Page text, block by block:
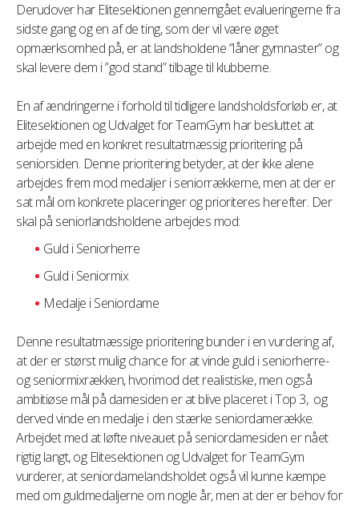
Derudover har Elitesektionen gennemgået evalueringerne fra
sidste gang og en af de ting, som der vil være øget
opmærksomhed på, er at landsholdene ”låner gymnaster” og
skal levere dem i ”god stand” tilbage til klubberne.
En af ændringerne i forhold til tidligere landsholdsforløb er, at
Elitesektionen og Udvalget for TeamGym har besluttet at
arbejde med en konkret resultatmæssig prioritering på
seniorsiden. Denne prioritering betyder, at der ikke alene
arbejdes frem mod medaljer i seniorrækkerne, men at der er
sat mål om konkrete placeringer og prioriteres herefter. Der
skal på seniorlandsholdene arbejdes mod:
Guld i Seniorherre
Guld i Seniormix
Medalje i Seniordame
Denne resultatmæssige prioritering bunder i en vurdering af,
at der er størst mulig chance for at vinde guld i seniorherre-
og seniormixrækken, hvorimod det realistiske, men også
ambitiøse mål på damesiden er at blive placeret i Top 3, og
derved vinde en medalje i den stærke seniordamerække.
Arbejdet med at løfte niveauet på seniordamesiden er nået
rigtig langt, og Elitesektionen og Udvalget for TeamGym
vurderer, at seniordamelandsholdet også vil kunne kæmpe
med om guldmedaljerne om nogle år, men at der er behov for